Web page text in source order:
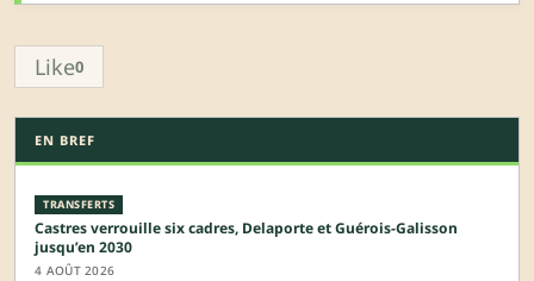
Like0
EN BREF
TRANSFERTS
Castres verrouille six cadres, Delaporte et Guérois-Galisson
jusqu’en 2030
4 AOÛT 2026